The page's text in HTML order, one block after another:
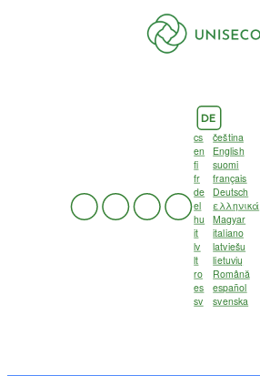
DE
cs
čeština
en
English
fi
suomi
fr
français
de
Deutsch
el
ελληνικά
hu
Magyar
it
italiano
lv
latviešu
lt
lietuvių
ro
Română
es
español
sv
svenska